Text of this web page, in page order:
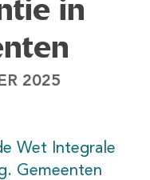
in
2025
Wet Integrale
Gemeenten